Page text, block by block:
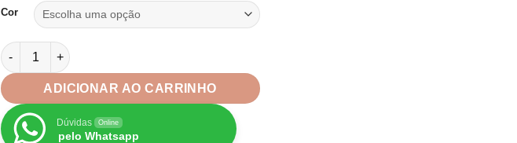
Cor
Aplique Coração Acolchoado Love You- 4unid quantidade
ADICIONAR AO CARRINHO
Dúvidas Online
pelo Whatsapp